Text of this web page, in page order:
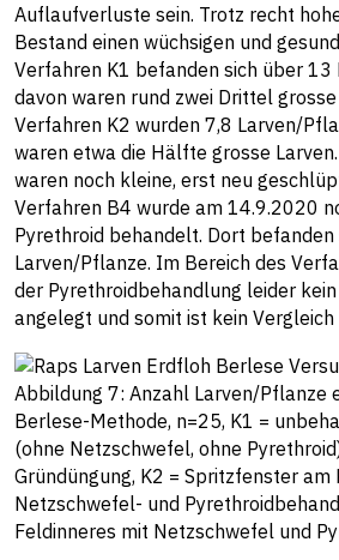
Auflaufverluste sein. Trotz recht
Bestand einen wüchsigen und
Verfahren K1 befanden sich über 13
davon waren rund zwei Drittel
Verfahren K2 wurden 7,8 Larven/
waren etwa die Hälfte grosse
waren noch kleine, erst neu
Verfahren B4 wurde am 14.9.2020
Pyrethroid behandelt. Dort befanden
Larven/Pflanze. Im Bereich des
der Pyrethroidbehandlung leider
angelegt und somit ist kein Vergleich
Abbildung 7: Anzahl Larven/Pflanze
Berlese-Methode, n=25, K1 =
(ohne Netzschwefel, ohne
Gründüngung, K2 = Spritzfenster am
Netzschwefel- und
Feldinneres mit Netzschwefel und